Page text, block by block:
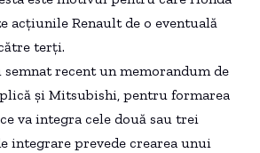
acțiunile Renault de o eventuală
terți.
semnat recent un memorandum de
și Mitsubishi, pentru formarea
va integra cele două sau trei
integrare prevede crearea unui